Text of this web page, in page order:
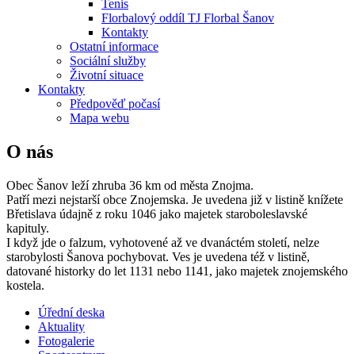
Tenis
Florbalový oddíl TJ Florbal Šanov
Kontakty
Ostatní informace
Sociální služby
Životní situace
Kontakty
Předpověď počasí
Mapa webu
O nás
Obec Šanov leží zhruba 36 km od města Znojma.
Patří mezi nejstarší obce Znojemska. Je uvedena již v listině knížete
Břetislava údajně z roku 1046 jako majetek staroboleslavské
kapituly.
I když jde o falzum, vyhotovené až ve dvanáctém století, nelze
starobylosti Šanova pochybovat. Ves je uvedena též v listině,
datované historky do let 1131 nebo 1141, jako majetek znojemského
kostela.
Úřední deska
Aktuality
Fotogalerie